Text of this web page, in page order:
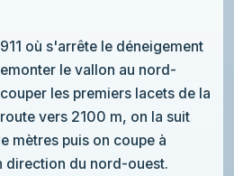
où s'arrête le déneigement
le vallon au nord-
vers 2100 m, on la suit
mètres puis on coupe à
direction du nord-ouest.